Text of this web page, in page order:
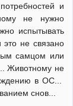
и
не нужно
испытывать
не связано
самцом или
Животному не
в ОС...
снов...